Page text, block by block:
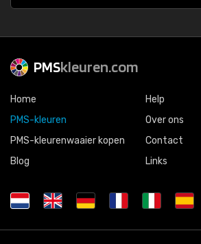
PMSkleuren.com
Home
PMS-kleuren
PMS-kleurenwaaier kopen
Blog
Help
Over ons
Contact
Links